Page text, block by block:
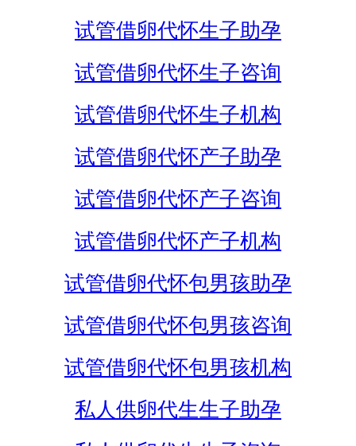
试管借卵代怀生子助孕
试管借卵代怀生子咨询
试管借卵代怀生子机构
试管借卵代怀产子助孕
试管借卵代怀产子咨询
试管借卵代怀产子机构
试管借卵代怀包男孩助孕
试管借卵代怀包男孩咨询
试管借卵代怀包男孩机构
私人供卵代生生子助孕